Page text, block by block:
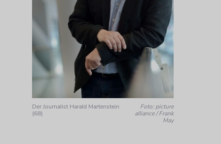
Der Journalist Harald Martenstein
(68)
Foto: picture
alliance / Frank
May